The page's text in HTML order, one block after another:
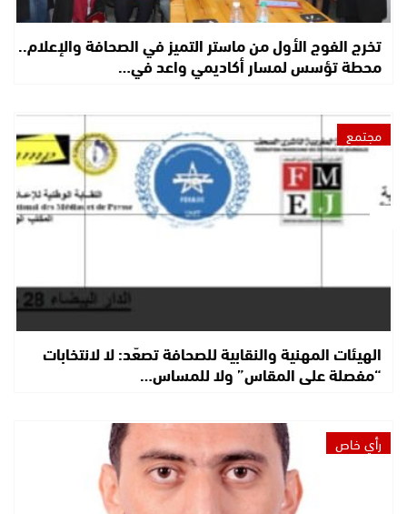
تخرج الفوج الأول من ماستر التميز في الصحافة والإعلام..
محطة تؤسس لمسار أكاديمي واعد في…
مجتمع
الهيئات المهنية والنقابية للصحافة تصعّد: لا لانتخابات
“مفصلة على المقاس” ولا للمساس…
رأي خاص